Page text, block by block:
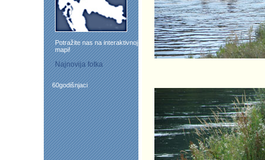
Potražite nas na interaktivnoj
mapi!
Najnovija fotka
60godišnjaci